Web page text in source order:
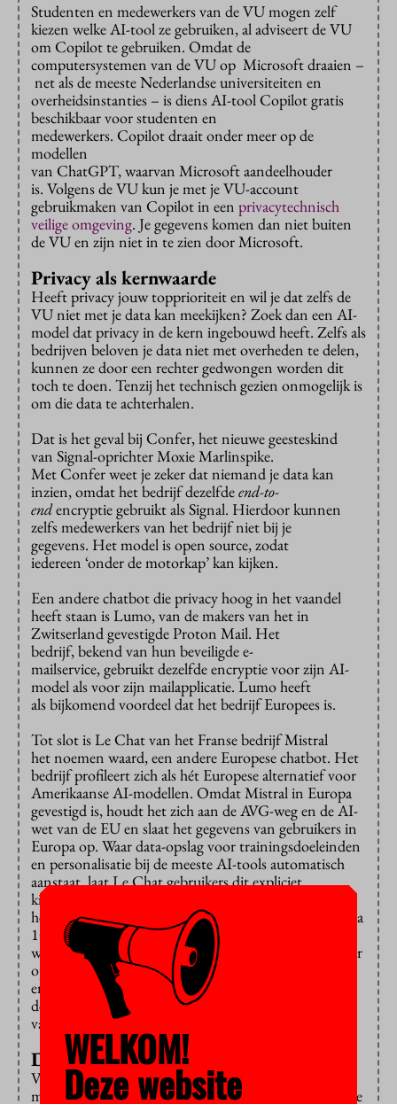
Studenten en medewerkers van de VU mogen zelf
kiezen welke AI-tool ze gebruiken, al adviseert de VU
om Copilot te gebruiken. Omdat de
computersystemen van de VU op Microsoft draaien –
net als de meeste Nederlandse universiteiten en
overheidsinstanties – is diens AI-tool Copilot gratis
beschikbaar voor studenten en
medewerkers. Copilot draait onder meer op de
modellen
van ChatGPT, waarvan Microsoft aandeelhouder
is. Volgens de VU kun je met je VU-account
gebruikmaken van Copilot in een privacytechnisch
veilige omgeving. Je gegevens komen dan niet buiten
de VU en zijn niet in te zien door Microsoft.
Privacy als kernwaarde
Heeft privacy jouw topprioriteit en wil je dat zelfs de
VU niet met je data kan meekijken? Zoek dan een AI-
model dat privacy in de kern ingebouwd heeft. Zelfs als
bedrijven beloven je data niet met overheden te delen,
kunnen ze door een rechter gedwongen worden dit
toch te doen. Tenzij het technisch gezien onmogelijk is
om die data te achterhalen.
Dat is het geval bij Confer, het nieuwe geesteskind
van Signal-oprichter Moxie Marlinspike.
Met Confer weet je zeker dat niemand je data kan
inzien, omdat het bedrijf dezelfdeend-to-
endencryptie gebruikt als Signal. Hierdoor kunnen
zelfs medewerkers van het bedrijf niet bij je
gegevens. Het model is open source, zodat
iedereen ‘onder de motorkap’ kan kijken.
Een andere chatbot die privacy hoog in het vaandel
heeft staan is Lumo, van de makers van het in
Zwitserland gevestigde Proton Mail. Het
bedrijf, bekend van hun beveiligde e-
mailservice, gebruikt dezelfde encryptie voor zijn AI-
model als voor zijn mailapplicatie. Lumo heeft
als bijkomend voordeel dat het bedrijf Europees is.
Tot slot is Le Chat van het Franse bedrijf Mistral
het noemen waard, een andere Europese chatbot. Het
bedrijf profileert zich als hét Europese alternatief voor
Amerikaanse AI-modellen. Omdat Mistral in Europa
gevestigd is, houdt het zich aan de AVG-weg en de AI-
wet van de EU en slaat het gegevens van gebruikers in
Europa op. Waar data-opslag voor trainingsdoeleinden
en personalisatie bij de meeste AI-tools automatisch
aanstaat, laat Le Chat gebruikers dit expliciet
kiezen. Daarnaast
heeft de chatbot een incognitomodus, waarbij chats na
10 minuten inactiviteit automatisch verwijderd
worden. Volgens
Android Planet
loopt Le Chat achter
op grote spelers zoals ChatGPT, Claude
en Google’s Gemini, al is
de chatbot voor eenvoudige taken, zoals het schrijven
van teksten, meer dan geschikt.
Duurzame AI bestaat niet
Vind je duurzaamheid belangrijk, dan is er misschien
maar één conclusie: gebruik AI zo min mogelijk. Iedere
WELKOM!
Deze website